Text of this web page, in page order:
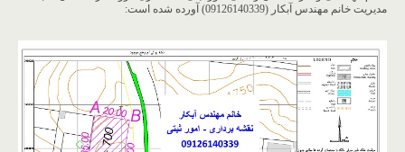
مدیریت خانم مهندس آبکار (09126140339) آورده شده است: